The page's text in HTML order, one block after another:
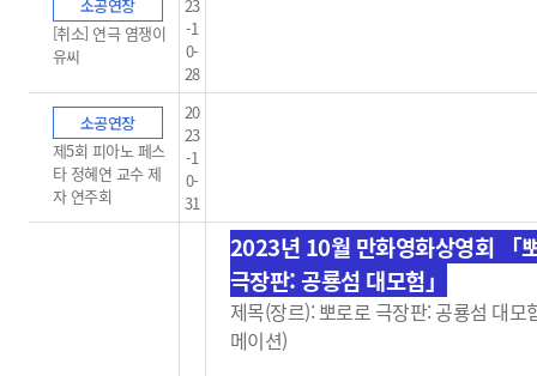
소공연장
[취소] 연극 염쟁이
유씨
23
-1
0-
28
소공연장
제5회 피아노 페스
타 정혜연 교수 제
자 연주회
20
23
-1
0-
31
2023년 10월 만화영화상영회
「
극장판: 공룡섬 대모험」
제목(장르): 뽀로로 극장판: 공룡섬 대모
메이션)